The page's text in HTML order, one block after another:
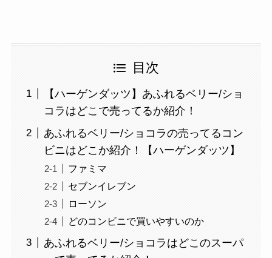
目次
【ハーゲンダッツ】あふれるベリー/ショ
コラはどこで売ってるか紹介！
あふれるベリー/ショコラの売ってるコン
ビニはどこか紹介！【ハーゲンダッツ】
ファミマ
セブンイレブン
ローソン
どのコンビニで買いやすいのか
あふれるベリー/ショコラはどこのスーパ